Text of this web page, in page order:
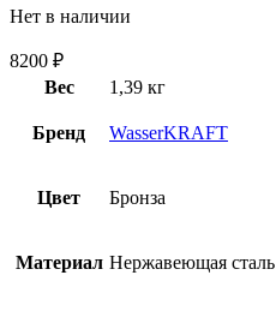
Нет в наличии
8200 ₽
Вес
1,39 кг
Бренд WasserKRAFT
Цвет Бронза
Материал Нержавеющая сталь